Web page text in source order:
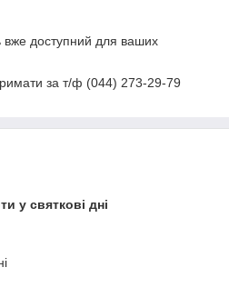
доступний для ваших
за т/ф (044) 273-29-79
у святкові дні